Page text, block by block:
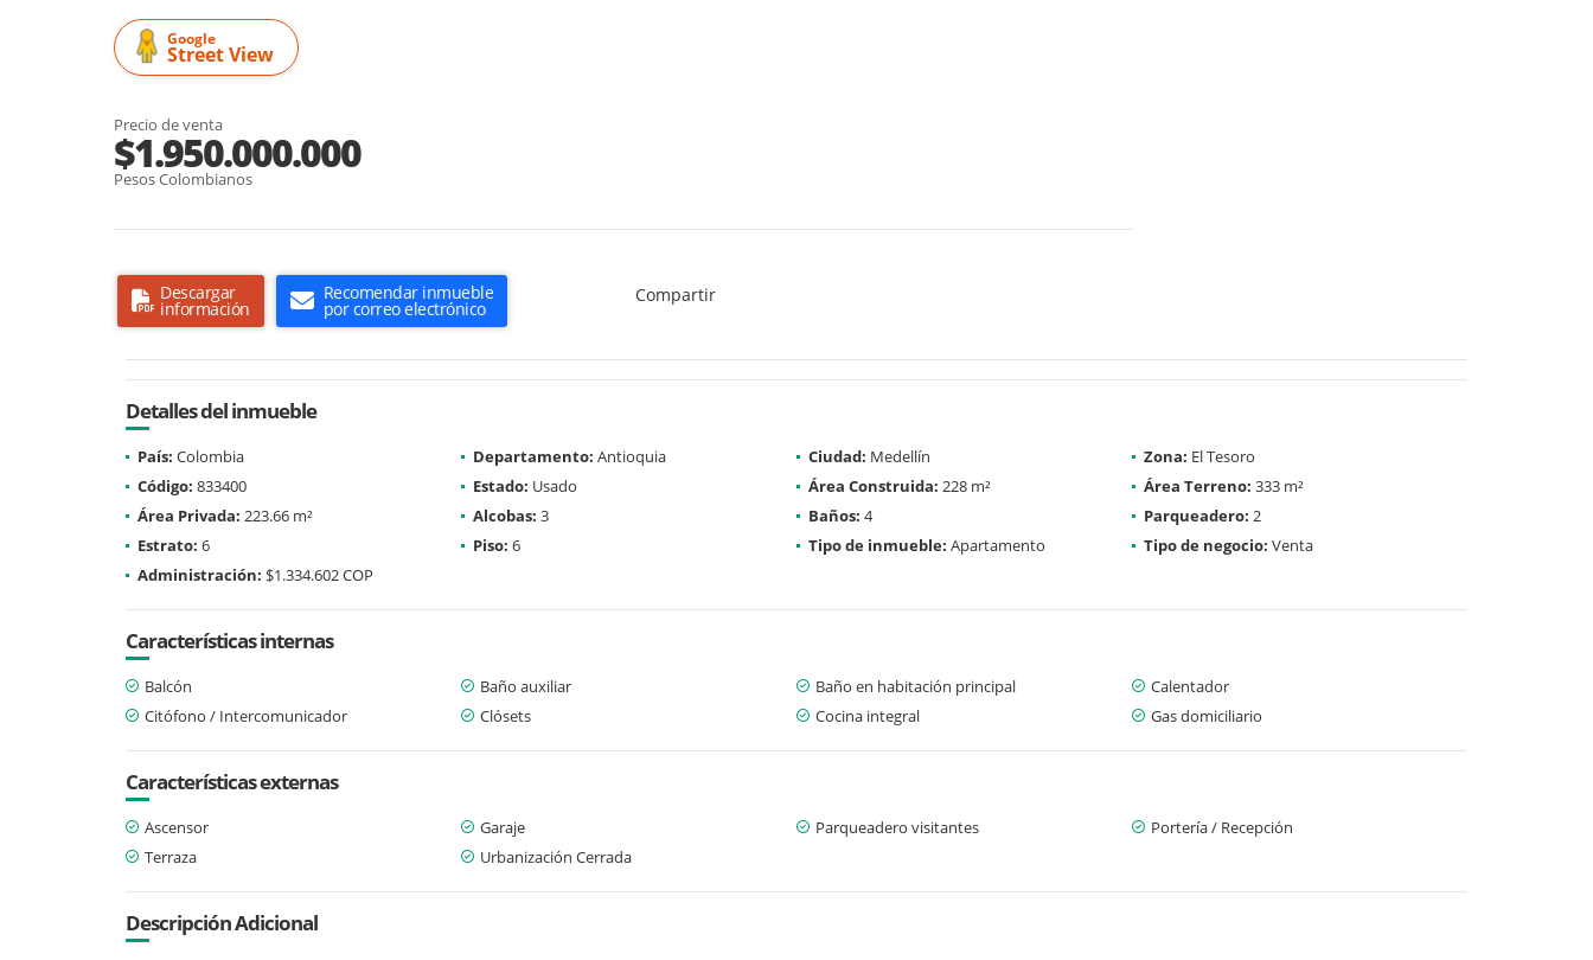
Google
Street View
Precio de venta
$1.950.000.000
Pesos Colombianos
Descargar
información
Recomendar inmueble
por correo electrónico
Compartir
Detalles del inmueble
País: Colombia Departamento: Antioquia Ciudad: Medellín Zona: El Tesoro
Código: 833400 Estado: Usado Área Construida: 228 m² Área Terreno: 333 m²
Área Privada: 223.66 m² Alcobas: 3 Baños: 4 Parqueadero: 2
Estrato: 6 Piso: 6 Tipo de inmueble: Apartamento Tipo de negocio: Venta
Administración: $1.334.602 COP
Características internas
Balcón Baño auxiliar Baño en habitación principal
Calentador
Citófono / Intercomunicador
Clósets Cocina integral Gas domiciliario
Características externas
Ascensor Garaje Parqueadero visitantes
Portería / Recepción
Terraza
Urbanización Cerrada
Descripción Adicional